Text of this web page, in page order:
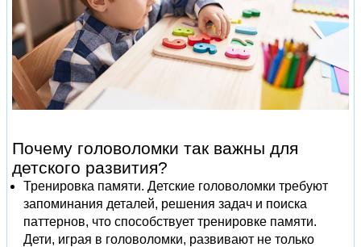
Почему головоломки так важны для
детского развития?
Тренировка памяти. Детские головоломки требуют
запоминания деталей, решения задач и поиска
паттернов, что способствует тренировке памяти.
Дети, играя в головоломки, развивают не только